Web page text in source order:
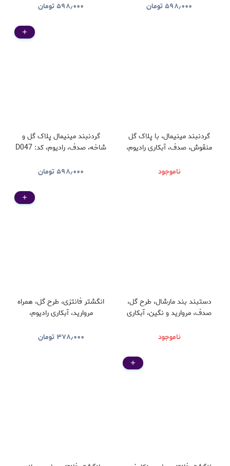
۵۹۸٫۰۰۰تومان
۵۹۸٫۰۰۰تومان
گردنبند مینیمال، با پلاک گل
منقوش، صدف، آبکاری رادیوم،
ناموجود
گردنبند مینیمال پلاک گل و
شاخه، صدف، رادیوم، کد: D047
۵۹۸٫۰۰۰تومان
دستبند بند مارشال، طرح گل،
صدف، مروارید و نگین، آبکاری
ناموجود
انگشتر فانتزی، طرح گل، همراه
مروارید، آبکاری رادیوم،
۳۷۸٫۰۰۰ تومان